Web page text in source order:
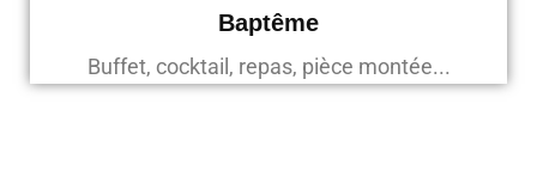
Baptême
Buffet, cocktail, repas, pièce montée...